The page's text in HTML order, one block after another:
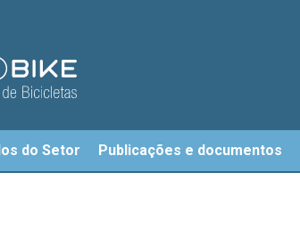
do Setor Publicações e documentos